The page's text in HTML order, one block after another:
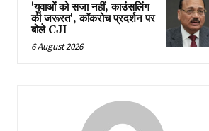
'युवाओं को सजा नहीं, काउंसलिंग
की जरूरत', कॉकरोच प्रदर्शन पर
बोले CJI
6 August 2026